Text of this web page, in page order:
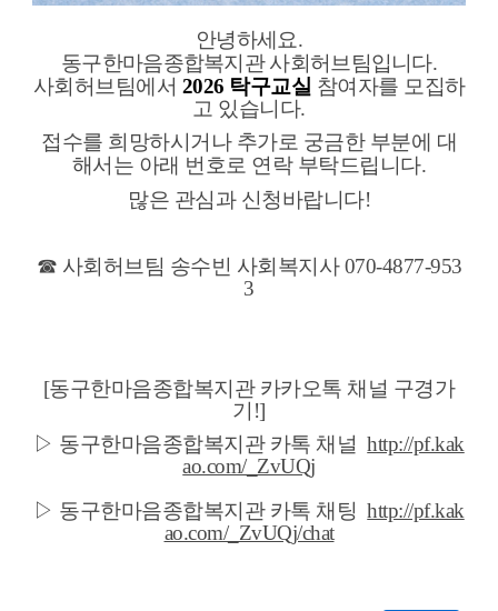
안녕하세요.
동구한마음종합복지관 사회허브팀입니다.
사회허브팀에서 2026 탁구교실 참여자를 모집하
고 있습니다.
접수를 희망하시거나 추가로 궁금한 부분에 대
해서는 아래 번호로 연락 부탁드립니다.
많은 관심과 신청바랍니다!
☎ 사회허브팀 송수빈 사회복지사 070-4877-953
3
[동구한마음종합복지관 카카오톡 채널 구경가
기!]
▷ 동구한마음종합복지관 카톡 채널http://pf.kak
ao.com/_ZvUQj
▷ 동구한마음종합복지관 카톡 채팅http://pf.kak
ao.com/_ZvUQj/chat